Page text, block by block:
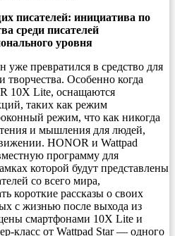
писателей: инициатива по
среди писателей
уровня
превратился в средство для
Особенно когда
10X Lite, оснащаются
таких как режим
режим, что как никогда
и мышления для людей,
HONOR и Wattpad
программу для
которой будут представлены
со всего мира,
короткие рассказы о своих
с жизнью после выхода из
смартфонами 10X Lite и
класс от Wattpad Star — одного